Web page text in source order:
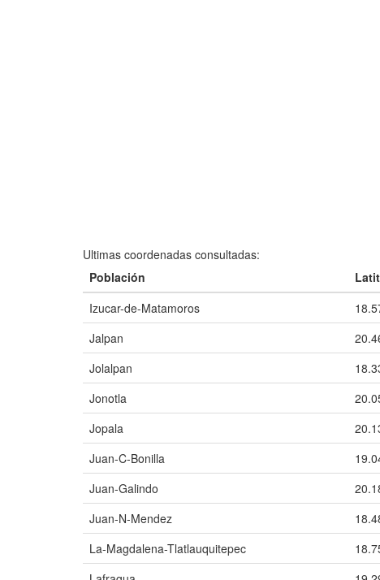
Ultimas coordenadas consultadas:
Población
Izucar-de-Matamoros
Jalpan
Jolalpan
Jonotla
Jopala
Juan-C-Bonilla
Juan-Galindo
Juan-N-Mendez
La-Magdalena-Tlatlauquitepec